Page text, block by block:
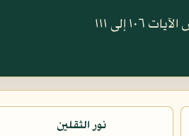
إلى ١١١
نور الثقلين